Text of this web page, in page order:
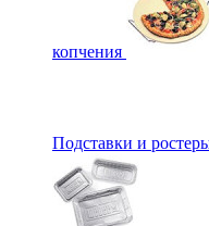
копчения
Подставки и